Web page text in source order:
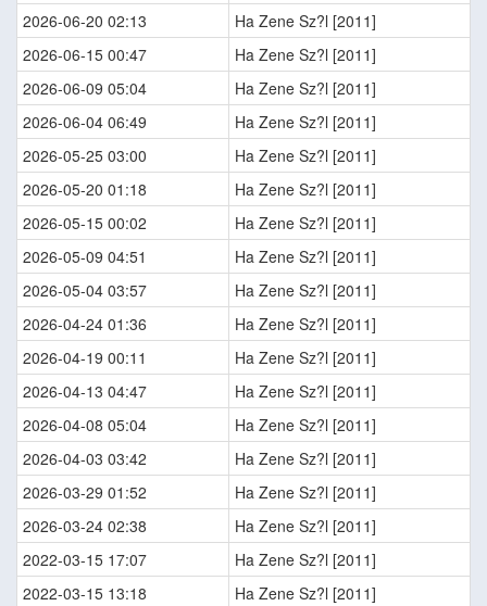
2026-06-20 02:13
Ha Zene Sz?l [2011]
2026-06-15 00:47
Ha Zene Sz?l [2011]
2026-06-09 05:04
Ha Zene Sz?l [2011]
2026-06-04 06:49
Ha Zene Sz?l [2011]
2026-05-25 03:00
Ha Zene Sz?l [2011]
2026-05-20 01:18
Ha Zene Sz?l [2011]
2026-05-15 00:02
Ha Zene Sz?l [2011]
2026-05-09 04:51
Ha Zene Sz?l [2011]
2026-05-04 03:57
Ha Zene Sz?l [2011]
2026-04-24 01:36
Ha Zene Sz?l [2011]
2026-04-19 00:11
Ha Zene Sz?l [2011]
2026-04-13 04:47
Ha Zene Sz?l [2011]
2026-04-08 05:04
Ha Zene Sz?l [2011]
2026-04-03 03:42
Ha Zene Sz?l [2011]
2026-03-29 01:52
Ha Zene Sz?l [2011]
2026-03-24 02:38
Ha Zene Sz?l [2011]
2022-03-15 17:07
Ha Zene Sz?l [2011]
2022-03-15 13:18
Ha Zene Sz?l [2011]